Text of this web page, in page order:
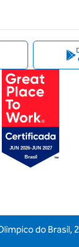
do Brasil,